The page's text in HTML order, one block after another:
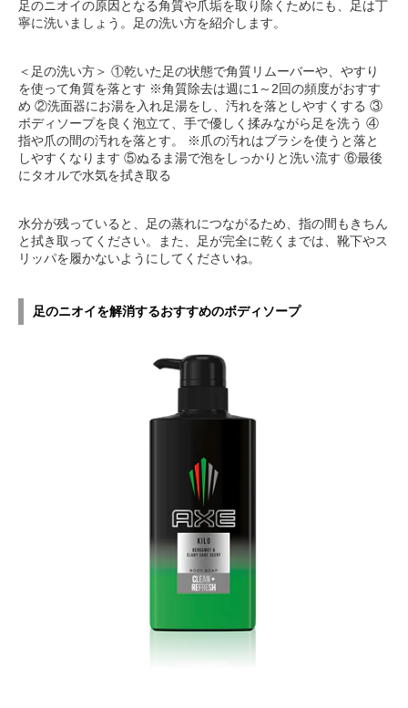
足のニオイの原因となる角質や爪垢を取り除くためにも、足は丁
寧に洗いましょう。足の洗い方を紹介します。
＜足の洗い方＞ ①乾いた足の状態で角質リムーバーや、やすり
を使って角質を落とす ※角質除去は週に1～2回の頻度がおすす
め ②洗面器にお湯を入れ足湯をし、汚れを落としやすくする ③
ボディソープを良く泡立て、手で優しく揉みながら足を洗う ④
指や爪の間の汚れを落とす。 ※爪の汚れはブラシを使うと落と
しやすくなります ⑤ぬるま湯で泡をしっかりと洗い流す ⑥最後
にタオルで水気を拭き取る
水分が残っていると、足の蒸れにつながるため、指の間もきちん
と拭き取ってください。また、足が完全に乾くまでは、靴下やス
リッパを履かないようにしてくださいね。
足のニオイを解消するおすすめのボディソープ